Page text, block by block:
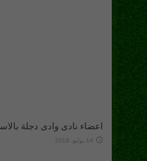
اعضاء نادى وادى دجلة
14 يوليو، 2018